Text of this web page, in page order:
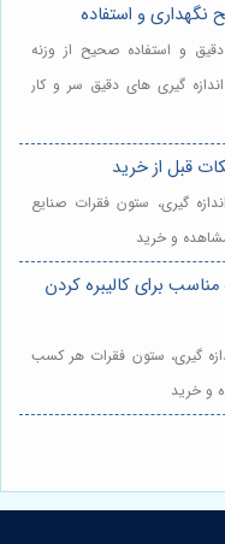
نگهداری و استفاده
دقیق و استفاده صحیح از وزنه
گیری های دقیق سر و کار
قبل از خرید
گیری، ستون فقرات صنایع
و خرید
برای کالیبره کردن
گیری، ستون فقرات هر کسب
و خرید